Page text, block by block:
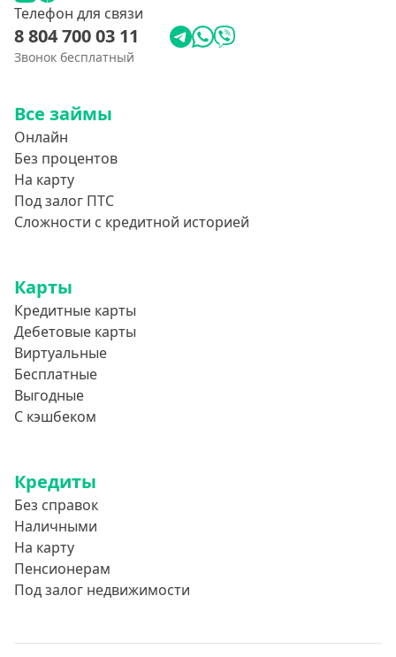
Телефон для связи
8 804 700 03 11
Звонок бесплатный
Все займы
Онлайн
Без процентов
На карту
Под залог ПТС
Сложности с кредитной историей
Карты
Кредитные карты
Дебетовые карты
Виртуальные
Бесплатные
Выгодные
С кэшбеком
Кредиты
Без справок
Наличными
На карту
Пенсионерам
Под залог недвижимости